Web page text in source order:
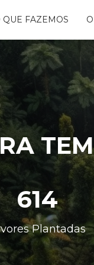
QUE FAZEMOS
ÁGUAS
FREE
DA FLORESTA
RIBEIRA -
614
Plantadas